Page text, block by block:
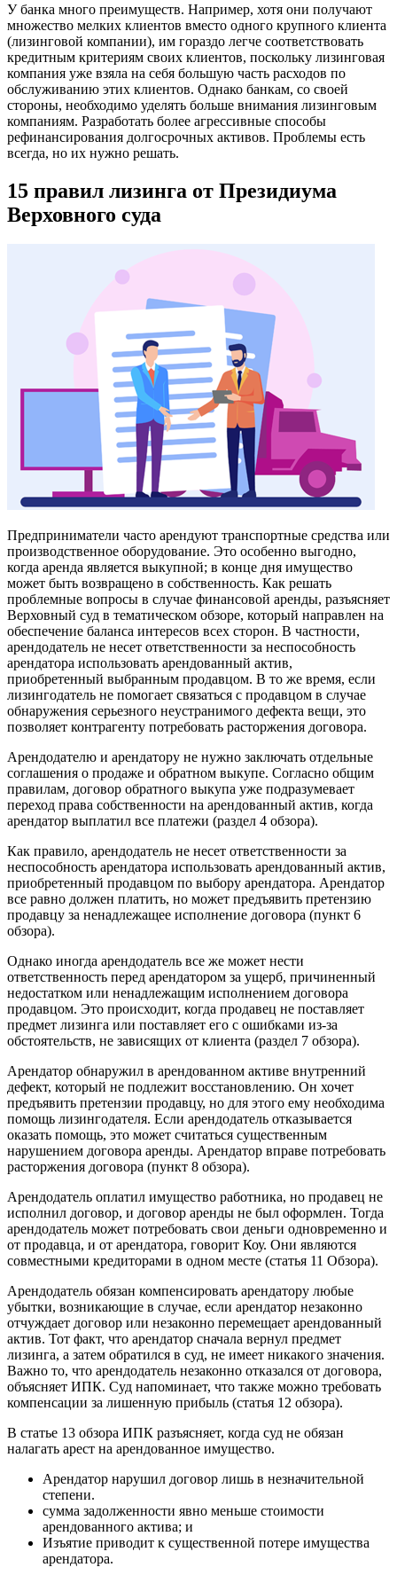
У банка много преимуществ. Например, хотя они получают
множество мелких клиентов вместо одного крупного клиента
(лизинговой компании), им гораздо легче соответствовать
кредитным критериям своих клиентов, поскольку лизинговая
компания уже взяла на себя большую часть расходов по
обслуживанию этих клиентов. Однако банкам, со своей
стороны, необходимо уделять больше внимания лизинговым
компаниям. Разработать более агрессивные способы
рефинансирования долгосрочных активов. Проблемы есть
всегда, но их нужно решать.
15 правил лизинга от Президиума
Верховного суда
Предприниматели часто арендуют транспортные средства или
производственное оборудование. Это особенно выгодно,
когда аренда является выкупной; в конце дня имущество
может быть возвращено в собственность. Как решать
проблемные вопросы в случае финансовой аренды, разъясняет
Верховный суд в тематическом обзоре, который направлен на
обеспечение баланса интересов всех сторон. В частности,
арендодатель не несет ответственности за неспособность
арендатора использовать арендованный актив,
приобретенный выбранным продавцом. В то же время, если
лизингодатель не помогает связаться с продавцом в случае
обнаружения серьезного неустранимого дефекта вещи, это
позволяет контрагенту потребовать расторжения договора.
Арендодателю и арендатору не нужно заключать отдельные
соглашения о продаже и обратном выкупе. Согласно общим
правилам, договор обратного выкупа уже подразумевает
переход права собственности на арендованный актив, когда
арендатор выплатил все платежи (раздел 4 обзора).
Как правило, арендодатель не несет ответственности за
неспособность арендатора использовать арендованный актив,
приобретенный продавцом по выбору арендатора. Арендатор
все равно должен платить, но может предъявить претензию
продавцу за ненадлежащее исполнение договора (пункт 6
обзора).
Однако иногда арендодатель все же может нести
ответственность перед арендатором за ущерб, причиненный
недостатком или ненадлежащим исполнением договора
продавцом. Это происходит, когда продавец не поставляет
предмет лизинга или поставляет его с ошибками из-за
обстоятельств, не зависящих от клиента (раздел 7 обзора).
Арендатор обнаружил в арендованном активе внутренний
дефект, который не подлежит восстановлению. Он хочет
предъявить претензии продавцу, но для этого ему необходима
помощь лизингодателя. Если арендодатель отказывается
оказать помощь, это может считаться существенным
нарушением договора аренды. Арендатор вправе потребовать
расторжения договора (пункт 8 обзора).
Арендодатель оплатил имущество работника, но продавец не
исполнил договор, и договор аренды не был оформлен. Тогда
арендодатель может потребовать свои деньги одновременно и
от продавца, и от арендатора, говорит Коу. Они являются
совместными кредиторами в одном месте (статья 11 Обзора).
Арендодатель обязан компенсировать арендатору любые
убытки, возникающие в случае, если арендатор незаконно
отчуждает договор или незаконно перемещает арендованный
актив. Тот факт, что арендатор сначала вернул предмет
лизинга, а затем обратился в суд, не имеет никакого значения.
Важно то, что арендодатель незаконно отказался от договора,
объясняет ИПК. Суд напоминает, что также можно требовать
компенсации за лишенную прибыль (статья 12 обзора).
В статье 13 обзора ИПК разъясняет, когда суд не обязан
налагать арест на арендованное имущество.
Арендатор нарушил договор лишь в незначительной
степени.
сумма задолженности явно меньше стоимости
арендованного актива; и
Изъятие приводит к существенной потере имущества
арендатора.